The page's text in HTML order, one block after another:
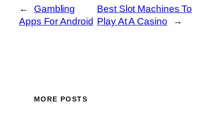
←
Gambling
Apps For Android
Best Slot Machines To
Play At A Casino
→
MORE POSTS